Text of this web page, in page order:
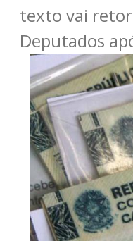
texto vai
Deputados